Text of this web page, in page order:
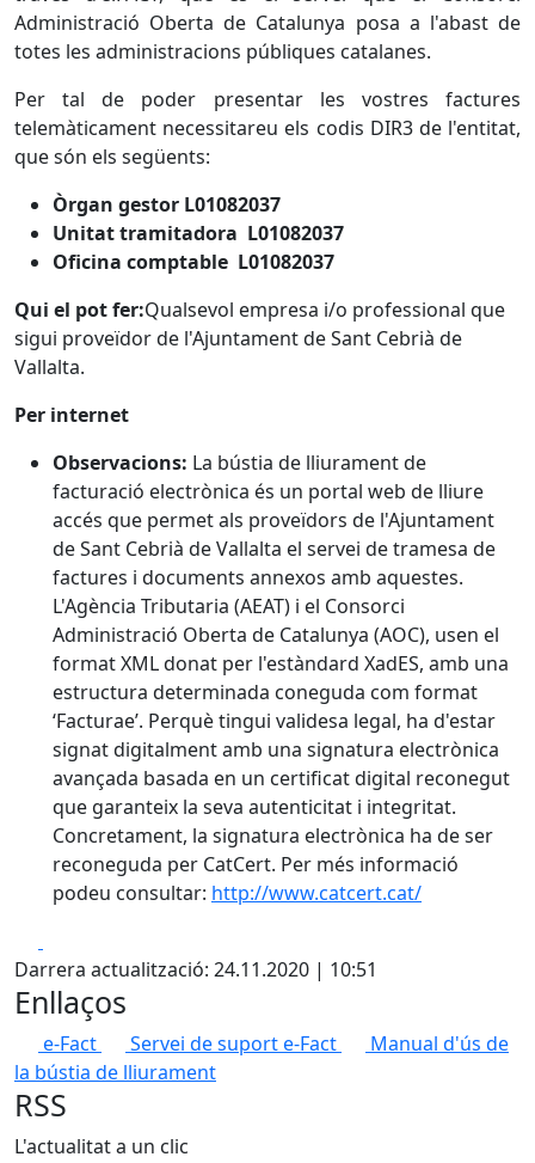
Administració Oberta de Catalunya posa a l'abast de
totes les administracions públiques catalanes.
Per tal de poder presentar les vostres factures
telemàticament necessitareu els codis DIR3 de l'entitat,
que són els següents:
Òrgan gestor L01082037
Unitat tramitadora L01082037
Oficina comptable L01082037
Qui el pot fer:Qualsevol empresa i/o professional que
sigui proveïdor de l'Ajuntament de Sant Cebrià de
Vallalta.
Per internet
Observacions: La bústia de lliurament de
facturació electrònica és un portal web de lliure
accés que permet als proveïdors de l'Ajuntament
de Sant Cebrià de Vallalta el servei de tramesa de
factures i documents annexos amb aquestes.
L'Agència Tributaria (AEAT) i el Consorci
Administració Oberta de Catalunya (AOC), usen el
format XML donat per l'estàndard XadES, amb una
estructura determinada coneguda com format
‘Facturae’. Perquè tingui validesa legal, ha d'estar
signat digitalment amb una signatura electrònica
avançada basada en un certificat digital reconegut
que garanteix la seva autenticitat i integritat.
Concretament, la signatura electrònica ha de ser
reconeguda per CatCert. Per més informació
podeu consultar: http://www.catcert.cat/
Darrera actualització: 24.11.2020 | 10:51
Enllaços
e-Fact Servei de suport e-Fact
Manual d'ús de
la bústia de lliurament
RSS
L'actualitat a un clic